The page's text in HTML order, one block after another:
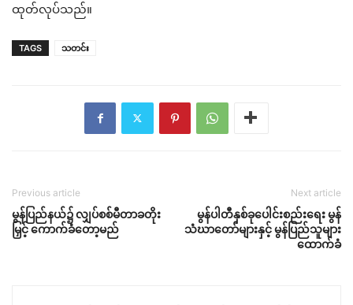
ထုတ်လုပ်သည်။
TAGS သတင်း
Previous article
မွန်ပြည်နယ်၌ လျှပ်စစ်မီတာခတိုး
မြှင့် ကောက်ခံတော့မည်
Next article
မွန်ပါတီနှစ်ခုပေါင်းစည်းရေး မွန်
သံဃာတော်များနှင့် မွန်ပြည်သူများ
ထောက်ခံ